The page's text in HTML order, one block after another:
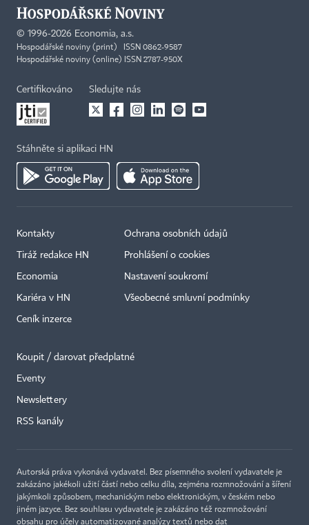
© 1996-2026 Economia, a.s.
Hospodářské noviny (print) ISSN 0862-9587
Hospodářské noviny (online) ISSN 2787-950X
Certifikováno Sledujte nás
Stáhněte si aplikaci HN
Kontakty
Tiráž redakce HN
Economia
Kariéra v HN
Ceník inzerce
Ochrana osobních údajů
Prohlášení o cookies
Nastavení soukromí
Všeobecné smluvní podmínky
Koupit / darovat předplatné
Eventy
Newslettery
RSS kanály
Autorská práva vykonává vydavatel. Bez písemného svolení vydavatele je
zakázáno jakékoli užití částí nebo celku díla, zejména rozmnožování a šíření
jakýmkoli způsobem, mechanickým nebo elektronickým, v českém nebo
jiném jazyce. Bez souhlasu vydavatele je zakázáno též rozmnožování
obsahu pro účely automatizované analýzy textů nebo dat